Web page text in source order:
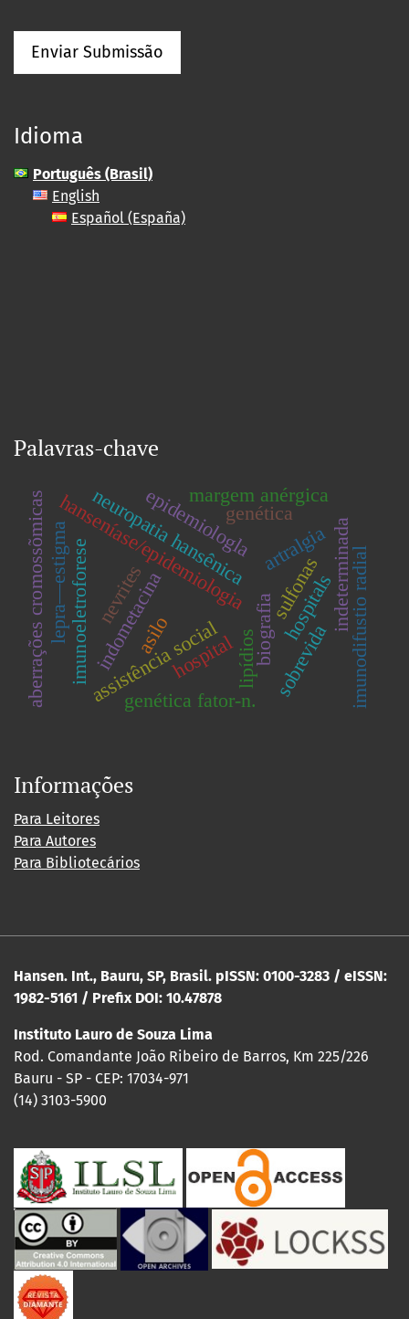
Enviar Submissão
Idioma
Português (Brasil)
English
Español (España)
Palavras-chave
hanseníase/epidemiologia
biografia
artralgia
indometacina sulfonas
hospitals
assistência social
hospital
asilo
neuropatia hansênica
epidemiologla
nevrites
sobrevida
lepra—estigma
margem anérgica
genética fator-n.
lipídios
indeterminada
imunoeletroforese imunodifustio radial
genética
aberrações cromossõmicas
Informações
Para Leitores
Para Autores
Para Bibliotecários
Hansen. Int., Bauru, SP, Brasil. pISSN: 0100-3283 / eISSN:
1982-5161 / Prefix DOI: 10.47878
Instituto Lauro de Souza Lima
Rod. Comandante João Ribeiro de Barros, Km 225/226
Bauru - SP - CEP: 17034-971
(14) 3103-5900